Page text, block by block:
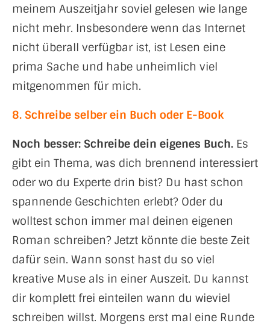
meinem Auszeitjahr soviel gelesen wie lange
nicht mehr. Insbesondere wenn das Internet
nicht überall verfügbar ist, ist Lesen eine
prima Sache und habe unheimlich viel
mitgenommen für mich.
8. Schreibe selber ein Buch oder E-Book
Noch besser: Schreibe dein eigenes Buch. Es
gibt ein Thema, was dich brennend interessiert
oder wo du Experte drin bist? Du hast schon
spannende Geschichten erlebt? Oder du
wolltest schon immer mal deinen eigenen
Roman schreiben? Jetzt könnte die beste Zeit
dafür sein. Wann sonst hast du so viel
kreative Muse als in einer Auszeit. Du kannst
dir komplett frei einteilen wann du wieviel
schreiben willst. Morgens erst mal eine Runde